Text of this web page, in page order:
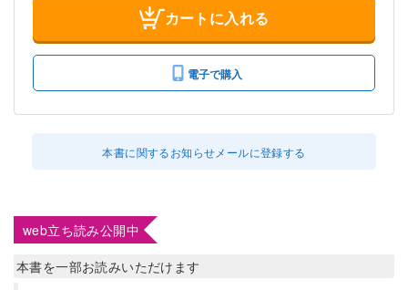
カートに入れる
電子で購入
本書に関するお知らせメールに登録する
web立ち読み公開中
本書を一部お読みいただけます